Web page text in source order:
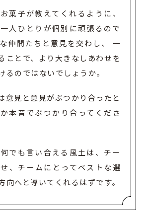
菓子が教えてくれるように、
人ひとりが個別に頑張るので
仲間たちと意見を交わし、 一
ことで、
より大きなしあわせを
るのではないでしょうか。
意見と意見がぶつかり合ったと
本音でぶつかり合ってくださ
でも言い合える風土は、チー
、チームにとってベストな選
向へと導いてくれるはずです。